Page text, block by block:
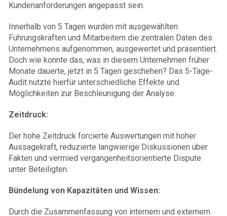
Kundenanforderungen angepasst sein.
Innerhalb von 5 Tagen wurden mit ausgewählten
Führungskräften und Mitarbeitern die zentralen Daten des
Unternehmens aufgenommen, ausgewertet und präsentiert.
Doch wie konnte das, was in diesem Unternehmen früher
Monate dauerte, jetzt in 5 Tagen geschehen? Das 5-Tage-
Audit nutzte hierfür unterschiedliche Effekte und
Möglichkeiten zur Beschleunigung der Analyse:
Zeitdruck:
Der hohe Zeitdruck forcierte Auswertungen mit hoher
Aussagekraft, reduzierte langwierige Diskussionen über
Fakten und vermied vergangenheitsorientierte Dispute
unter Beteiligten.
Bündelung von Kapazitäten und Wissen:
Durch die Zusammenfassung von internem und externem